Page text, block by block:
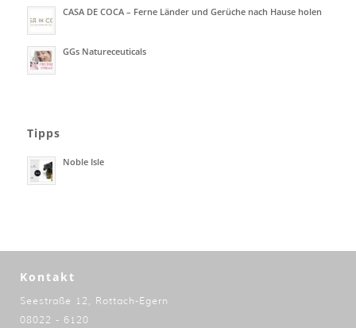
CASA DE COCA – Ferne Länder und Gerüche nach Hause holen
GGs Natureceuticals
Tipps
Noble Isle
Kontakt
Seestraße 12, Rottach-Egern
08022 - 6120